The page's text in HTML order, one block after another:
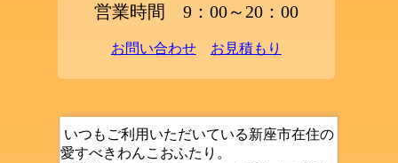
営業時間 9：00～20：00
お問い合わせ お見積もり
いつもご利用いただいている新座市在住の
愛すべきわんこおふたり。